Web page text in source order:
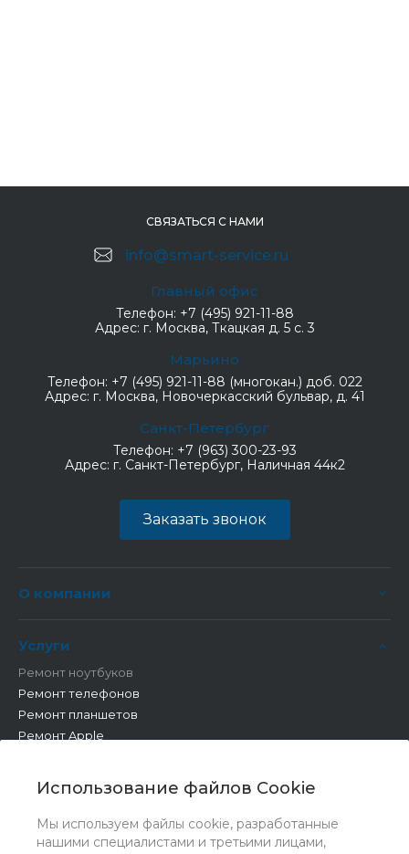
Использование файлов Cookie
Мы используем файлы cookie, разработанные
нашими специалистами и третьими лицами,
СВЯЗАТЬСЯ С НАМИ
info@smart-service.ru
Главный офис
Телефон: +7 (495) 921-11-88
Адрес: г. Москва, Ткацкая д. 5 с. 3
Марьино
Телефон: +7 (495) 921-11-88 (многокан.) доб. 022
Адрес: г. Москва, Новочеркасский бульвар, д. 41
Санкт-Петербург
Телефон: +7 (963) 300-23-93
Адрес: г. Санкт-Петербург, Наличная 44к2
Заказать звонок
О компании
Услуги
Ремонт ноутбуков
Ремонт телефонов
Ремонт планшетов
Ремонт Apple